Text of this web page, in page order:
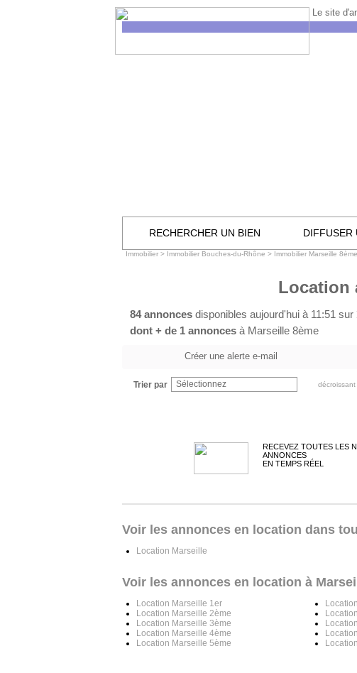
Le site
RECHERCHER UN BIEN DIFFUSER
Immobilier > Immobilier Bouches-du-Rhône > Immobilier Marseille 8ème
Location
84 annonces disponibles aujourd'hui à 11:51 sur
dont + de 1 annonces à Marseille 8ème
Créer une alerte e-mail
Trier par Sélectionnez décroissant
RECEVEZ TOUTES LES
ANNONCES
EN TEMPS RÉEL
Voir les annonces en location dans
Location Marseille
Voir les annonces en location à
Location Marseille 1er
Location Marseille 2ème
Location Marseille 3ème
Location Marseille 4ème
Location Marseille 5ème